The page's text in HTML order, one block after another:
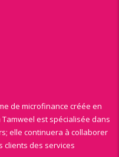
de microfinance créée en
Tamweel est spécialisée dans
elle continuera à collaborer
clients des services